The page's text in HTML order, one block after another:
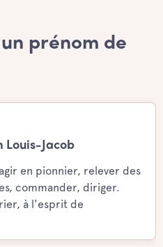
prénom de
Louis-Jacob
en pionnier, relever des
commander, diriger.
à l'esprit de